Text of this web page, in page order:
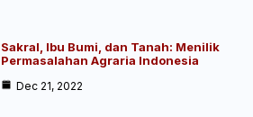
Sakral, Ibu Bumi, dan Tanah: Menilik
Permasalahan Agraria Indonesia
Dec 21, 2022